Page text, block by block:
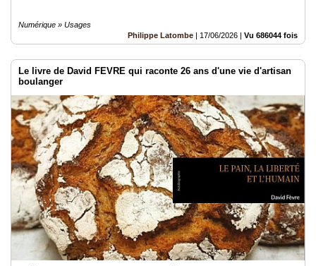
Numérique » Usages
Philippe Latombe | 17/06/2026 | Vu 686044 fois
Le livre de David FEVRE qui raconte 26 ans d'une vie d'artisan
boulanger